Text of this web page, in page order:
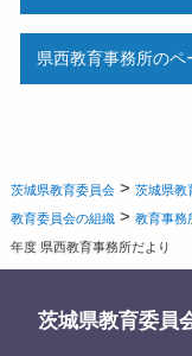
県西教育事務所のペ
茨城県教育委員会 >茨城県教
教育委員会の組織 >教育事務
年度 県西教育事務所だより
茨城県教育委員